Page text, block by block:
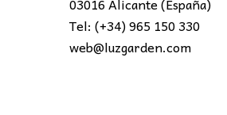
Tel: (+34) 965 150 330
web@luzgarden.com